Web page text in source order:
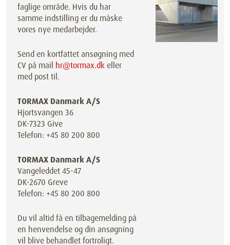
faglige område. Hvis du har
samme indstilling er du måske
vores nye medarbejder.
Send en kortfattet ansøgning med
CV på mail hr@tormax.dkeller
med post til.
TORMAX Danmark A/S
Hjortsvangen 36
DK-7323 Give
Telefon: +45 80 200 800
TORMAX Danmark A/S
Vangeleddet 45-47
DK-2670 Greve
Telefon: +45 80 200 800
Du vil altid få en tilbagemelding på
en henvendelse og din ansøgning
vil blive behandlet fortroligt.